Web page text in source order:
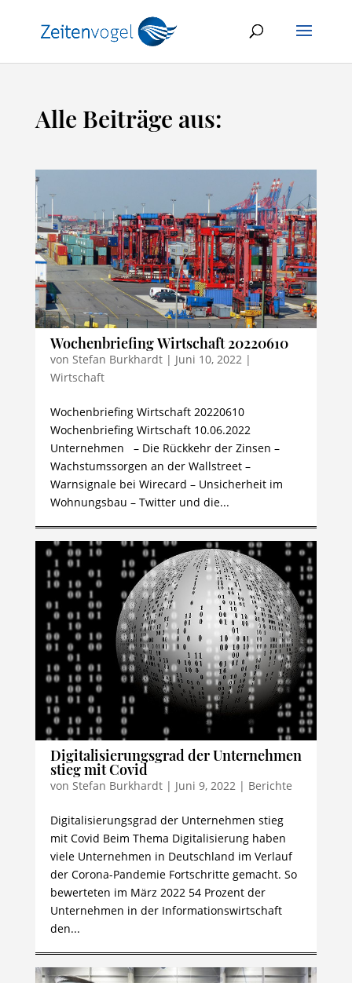
Alle Beiträge aus:
Wochenbriefing Wirtschaft 20220610
von Stefan Burkhardt| Juni 10, 2022|
Wirtschaft
Wochenbriefing Wirtschaft 20220610
Wochenbriefing Wirtschaft 10.06.2022
Unternehmen – Die Rückkehr der Zinsen –
Wachstumssorgen an der Wallstreet –
Warnsignale bei Wirecard – Unsicherheit im
Wohnungsbau – Twitter und die...
Digitalisierungsgrad der Unternehmen
stieg mit Covid
von Stefan Burkhardt| Juni 9, 2022| Berichte
Digitalisierungsgrad der Unternehmen stieg
mit Covid Beim Thema Digitalisierung haben
viele Unternehmen in Deutschland im Verlauf
der Corona-Pandemie Fortschritte gemacht. So
bewerteten im März 2022 54 Prozent der
Unternehmen in der Informationswirtschaft
den...